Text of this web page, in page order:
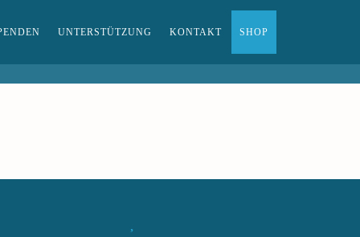
UNTERSTÜTZUNG KONTAKT SHOP